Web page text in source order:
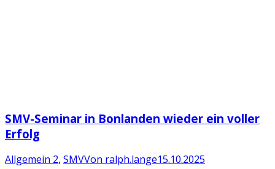
SMV-Seminar in Bonlanden wieder ein voller
Erfolg
Allgemein 2, SMVVon ralph.lange15.10.2025